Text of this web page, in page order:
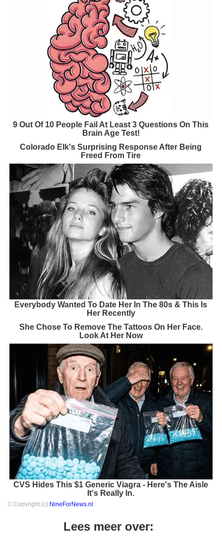
9 Out Of 10 People Fail At Least 3 Questions On This
Brain Age Test!
Colorado Elk's Surprising Response After Being
Freed From Tire
Everybody Wanted To Date Her In The 80s & This Is
Her Recently
She Chose To Remove The Tattoos On Her Face.
Look At Her Now
CVS Hides This $1 Generic Viagra - Here's The Aisle
It's Really In.
© Copyright (c) NineForNews.nl
Lees meer over: